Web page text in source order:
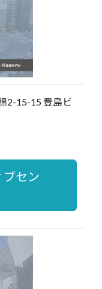
2-15-15 豊島ビ
ブセン